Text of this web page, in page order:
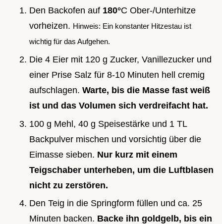
Den Backofen auf 180°C Ober-/Unterhitze
vorheizen. Hinweis: Ein konstanter Hitzestau ist
wichtig für das Aufgehen.
Die 4 Eier mit 120 g Zucker, Vanillezucker und
einer Prise Salz für 8-10 Minuten hell cremig
aufschlagen. Warte, bis die Masse fast weiß
ist und das Volumen sich verdreifacht hat.
100 g Mehl, 40 g Speisestärke und 1 TL
Backpulver mischen und vorsichtig über die
Eimasse sieben. Nur kurz mit einem
Teigschaber unterheben, um die Luftblasen
nicht zu zerstören.
Den Teig in die Springform füllen und ca. 25
Minuten backen. Backe ihn goldgelb, bis ein